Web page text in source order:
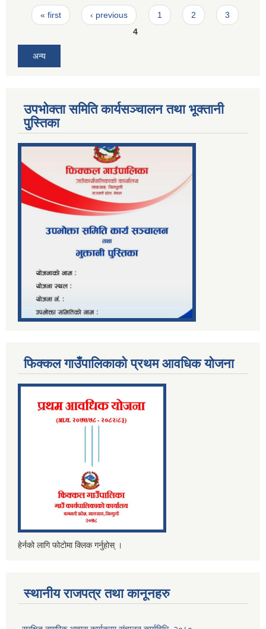
Pages
« first ‹ previous 1 2
3
4
अन्य
उपभोक्ता समिति कार्यसञ्चालन तथा भूक्तानी
पु्स्तिका
फिक्कल गाउँपालिकाको प्रथम आवधिक योजना
हेर्नको लागि फोटोमा क्लिक गर्नुहोस् ।
स्थानीय राजपत्र तथा कानूनहरु